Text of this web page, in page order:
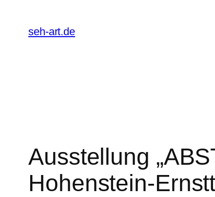
springen
seh-art.de
Ausstellung
Hohenstein-